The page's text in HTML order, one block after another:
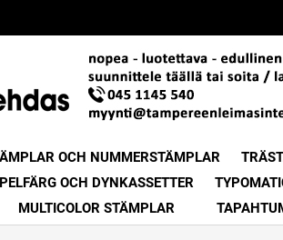
OCH NUMMERSTÄMPLAR
OCH DYNKASSETTER
MULTICOLOR STÄMPLAR